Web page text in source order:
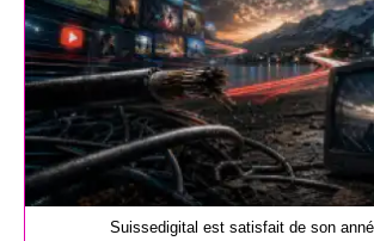
Suissedigital est satisfait de son